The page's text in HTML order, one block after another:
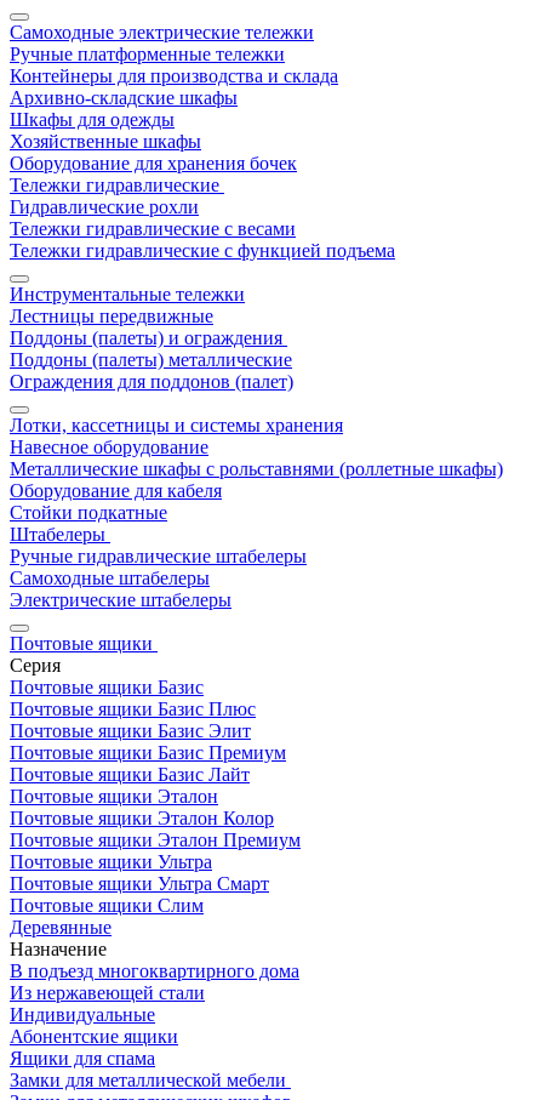
Самоходные электрические тележки
Ручные платформенные тележки
Контейнеры для производства и склада
Архивно-складские шкафы
Шкафы для одежды
Хозяйственные шкафы
Оборудование для хранения бочек
Тележки гидравлические
Гидравлические рохли
Тележки гидравлические с весами
Тележки гидравлические с функцией подъема
Инструментальные тележки
Лестницы передвижные
Поддоны (палеты) и ограждения
Поддоны (палеты) металлические
Ограждения для поддонов (палет)
Лотки, кассетницы и системы хранения
Навесное оборудование
Металлические шкафы с рольставнями (роллетные шкафы)
Оборудование для кабеля
Стойки подкатные
Штабелеры
Ручные гидравлические штабелеры
Самоходные штабелеры
Электрические штабелеры
Почтовые ящики
Серия
Почтовые ящики Базис
Почтовые ящики Базис Плюс
Почтовые ящики Базис Элит
Почтовые ящики Базис Премиум
Почтовые ящики Базис Лайт
Почтовые ящики Эталон
Почтовые ящики Эталон Колор
Почтовые ящики Эталон Премиум
Почтовые ящики Ультра
Почтовые ящики Ультра Смарт
Почтовые ящики Слим
Деревянные
Назначение
В подъезд многоквартирного дома
Из нержавеющей стали
Индивидуальные
Абонентские ящики
Ящики для спама
Замки для металлической мебели